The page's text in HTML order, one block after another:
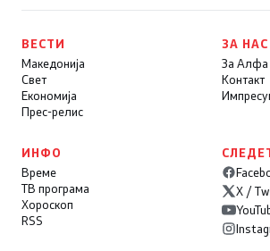
ВЕСТИ
Македонија
Свет
Економија
Прес-релис
ЗА НАС
За Алфа
Контакт
ИНФО
Време
ТВ програма
Хороскоп
RSS
X /